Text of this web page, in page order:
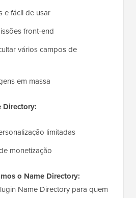
e fácil de usar
front-end
vários campos de
em massa
Directory:
limitadas
monetização
o Name Directory:
Name Directory para quem